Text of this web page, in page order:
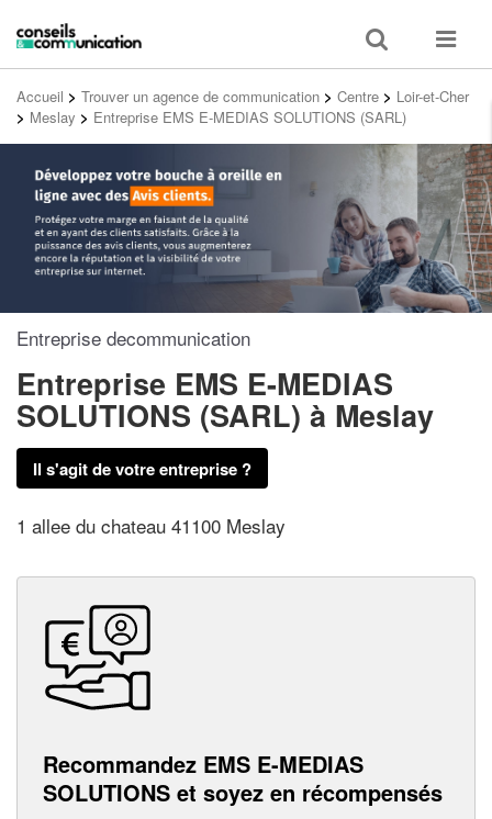
Toggle
search
Toggle
Accueil > Trouver un agence de communication > Centre > Loir-et-Cher
> Meslay > Entreprise EMS E-MEDIAS SOLUTIONS (SARL)
Entreprise decommunication
Entreprise EMS E-MEDIAS
SOLUTIONS (SARL) à Meslay
Il s'agit de votre entreprise ?
1 allee du chateau 41100 Meslay
Recommandez EMS E-MEDIAS
SOLUTIONS et soyez en récompensés